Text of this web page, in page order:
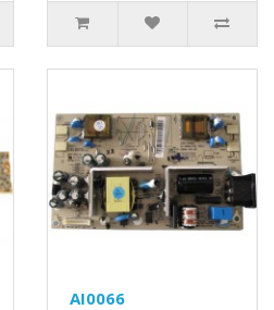
AI0066